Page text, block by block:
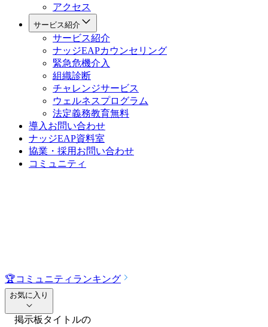
アクセス
サービス紹介
サービス紹介
ナッジEAPカウンセリング
緊急危機介入
組織診断
チャレンジサービス
ウェルネスプログラム
法定義務教育無料
導入お問い合わせ
ナッジEAP資料室
協業・採用お問い合わせ
コミュニティ
🏆コミュニティランキング
お気に入り
掲示板タイトルの